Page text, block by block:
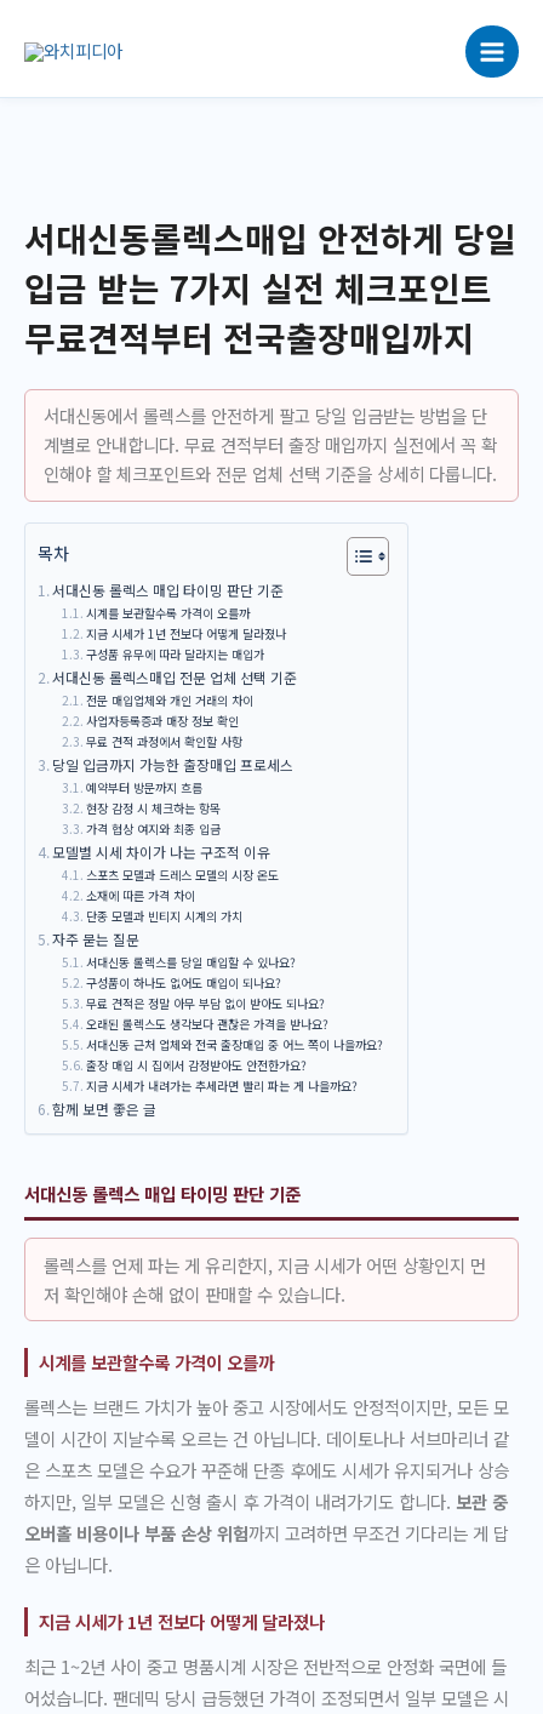
로
서대신동롤렉스매입 안전하게 당일
입금 받는 7가지 실전 체크포인트
무료견적부터 전국출장매입까지
서대신동에서 롤렉스를 안전하게 팔고 당일 입금받는 방법을 단
계별로 안내합니다. 무료 견적부터 출장 매입까지 실전에서 꼭 확
인해야 할 체크포인트와 전문 업체 선택 기준을 상세히 다룹니다.
목차
서대신동 롤렉스 매입 타이밍 판단 기준
시계를 보관할수록 가격이 오를까
지금 시세가 1년 전보다 어떻게 달라졌나
구성품 유무에 따라 달라지는 매입가
서대신동 롤렉스매입 전문 업체 선택 기준
전문 매입업체와 개인 거래의 차이
사업자등록증과 매장 정보 확인
무료 견적 과정에서 확인할 사항
당일 입금까지 가능한 출장매입 프로세스
예약부터 방문까지 흐름
현장 감정 시 체크하는 항목
가격 협상 여지와 최종 입금
모델별 시세 차이가 나는 구조적 이유
스포츠 모델과 드레스 모델의 시장 온도
소재에 따른 가격 차이
단종 모델과 빈티지 시계의 가치
자주 묻는 질문
서대신동 롤렉스를 당일 매입할 수 있나요?
구성품이 하나도 없어도 매입이 되나요?
무료 견적은 정말 아무 부담 없이 받아도 되나요?
오래된 롤렉스도 생각보다 괜찮은 가격을 받나요?
서대신동 근처 업체와 전국 출장매입 중 어느 쪽이 나을까요?
출장 매입 시 집에서 감정받아도 안전한가요?
지금 시세가 내려가는 추세라면 빨리 파는 게 나을까요?
함께 보면 좋은 글
서대신동 롤렉스 매입 타이밍 판단 기준
롤렉스를 언제 파는 게 유리한지, 지금 시세가 어떤 상황인지 먼
저 확인해야 손해 없이 판매할 수 있습니다.
시계를 보관할수록 가격이 오를까
롤렉스는 브랜드 가치가 높아 중고 시장에서도 안정적이지만, 모든 모
델이 시간이 지날수록 오르는 건 아닙니다. 데이토나나 서브마리너 같
은 스포츠 모델은 수요가 꾸준해 단종 후에도 시세가 유지되거나 상승
하지만, 일부 모델은 신형 출시 후 가격이 내려가기도 합니다. 보관 중
오버홀 비용이나 부품 손상 위험까지 고려하면 무조건 기다리는 게 답
은 아닙니다.
지금 시세가 1년 전보다 어떻게 달라졌나
최근 1~2년 사이 중고 명품시계 시장은 전반적으로 안정화 국면에 들
어섰습니다. 팬데믹 당시 급등했던 가격이 조정되면서 일부 모델은 시